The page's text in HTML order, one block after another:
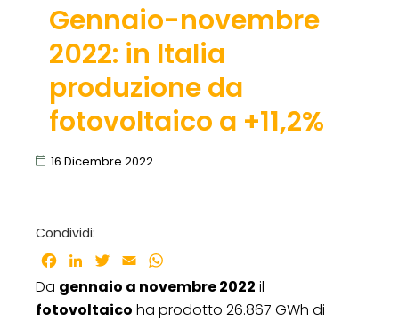
Gennaio-novembre
2022: in Italia
produzione da
fotovoltaico a +11,2%
16 Dicembre 2022
Condividi:
Facebook
LinkedInTwitter
Email
Da gennaio a novembre 2022 il
fotovoltaico ha prodotto 26.867 GWh di